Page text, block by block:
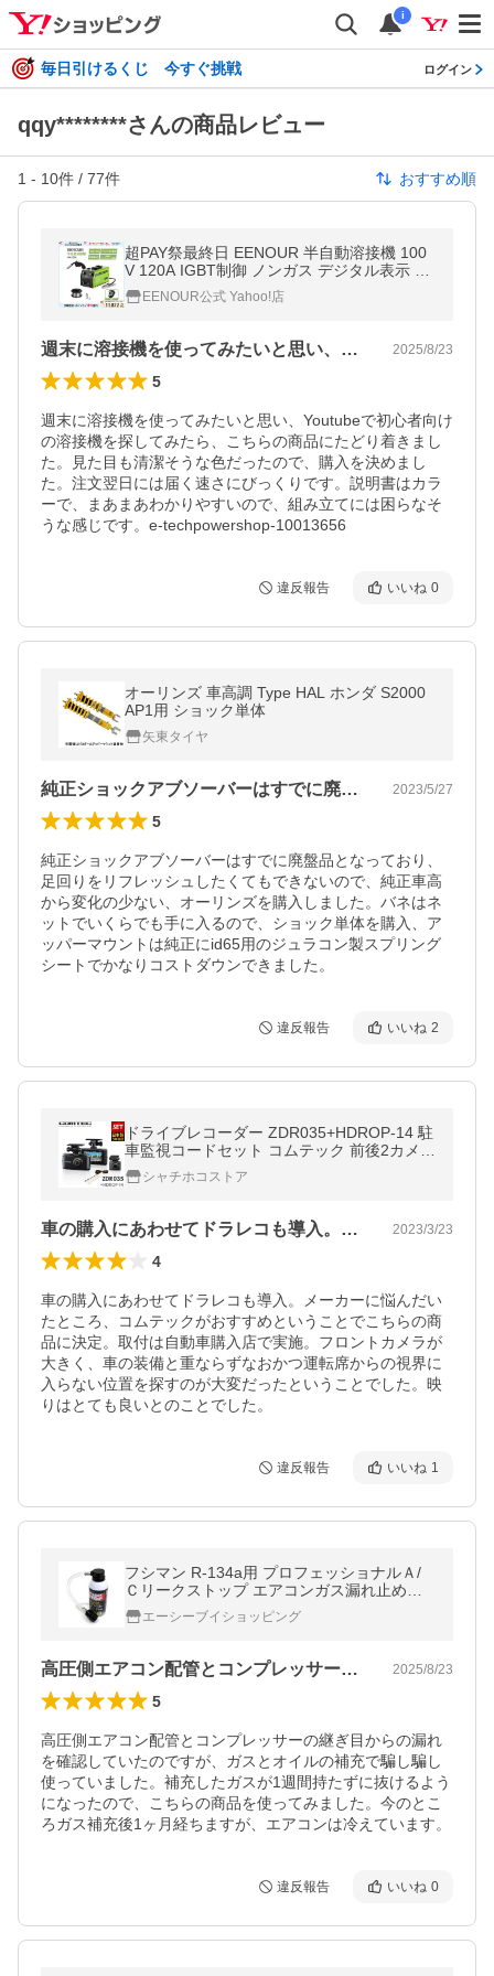
i
毎日引けるくじ 今すぐ挑戦 ログイン
qqy********さんの商品レビュー
1 - 10件 / 77件 おすすめ順
超PAY祭最終日 EENOUR 半自動溶接機 100
V 120A IGBT制御 ノンガス デジタル表示 使
用率30％ 初心者 家庭用 DIY工具 イーノウ M
IG120S
EENOUR公式 Yahoo!店
週末に溶接機を使ってみたいと思い、Yo… 2025/8/23
5
週末に溶接機を使ってみたいと思い、Youtubeで初心者向け
の溶接機を探してみたら、こちらの商品にたどり着きまし
た。見た目も清潔そうな色だったので、購入を決めまし
た。注文翌日には届く速さにびっくりです。説明書はカラ
ーで、まあまあわかりやすいので、組み立てには困らなそ
うな感じです。e-techpowershop-10013656
違反報告 いいね 0
オーリンズ 車高調 Type HAL ホンダ S2000
AP1用 ショック単体
矢東タイヤ
純正ショックアブソーバーはすでに廃盤品… 2023/5/27
5
純正ショックアブソーバーはすでに廃盤品となっており、
足回りをリフレッシュしたくてもできないので、純正車高
から変化の少ない、オーリンズを購入しました。バネはネ
ットでいくらでも手に入るので、ショック単体を購入、ア
ッパーマウントは純正にid65用のジュラコン製スプリング
シートでかなりコストダウンできました。
違反報告 いいね 2
ドライブレコーダー ZDR035+HDROP-14 駐
車監視コードセット コムテック 前後2カメラ
日本製 3年保証 ノイズ対策済 フルHD高画質
シャチホコストア
車の購入にあわせてドラレコも導入。メー… 2023/3/23
4
車の購入にあわせてドラレコも導入。メーカーに悩んだい
たところ、コムテックがおすすめということでこちらの商
品に決定。取付は自動車購入店で実施。フロントカメラが
大きく、車の装備と重ならずなおかつ運転席からの視界に
入らない位置を探すのが大変だったということでした。映
りはとても良いとのことでした。
違反報告 いいね 1
フシマン R-134a用 プロフェッショナルＡ/
Ｃリークストップ エアコンガス漏れ止め剤
サービス缶タイプ 注入器不要 ノンポリマー
PLS-60SC
エーシーブイショッピング
高圧側エアコン配管とコンプレッサーの継… 2025/8/23
5
高圧側エアコン配管とコンプレッサーの継ぎ目からの漏れ
を確認していたのですが、ガスとオイルの補充で騙し騙し
使っていました。補充したガスが1週間持たずに抜けるよう
になったので、こちらの商品を使ってみました。今のとこ
違反報告 いいね 0